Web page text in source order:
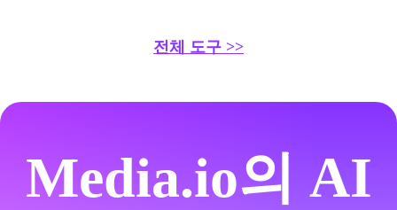
전체 도구 >>
Media.io의 AI